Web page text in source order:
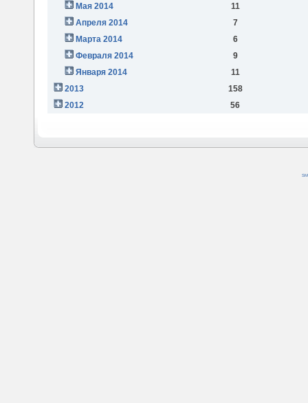
Мая 2014
11
Апреля 2014
7
Марта 2014
6
Февраля 2014
9
Января 2014
11
2013
158
2012
56